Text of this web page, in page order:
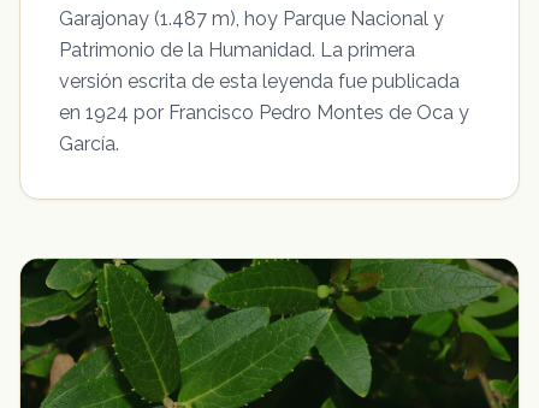
Garajonay (1.487 m), hoy Parque Nacional y
Patrimonio de la Humanidad. La primera
versión escrita de esta leyenda fue publicada
en 1924 por Francisco Pedro Montes de Oca y
García.